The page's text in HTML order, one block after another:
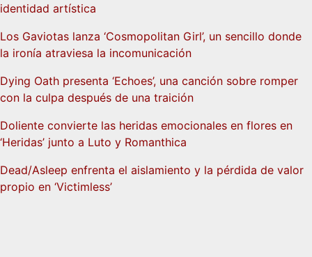
identidad artística
Los Gaviotas lanza ‘Cosmopolitan Girl’, un sencillo donde
la ironía atraviesa la incomunicación
Dying Oath presenta ‘Echoes’, una canción sobre romper
con la culpa después de una traición
Doliente convierte las heridas emocionales en flores en
‘Heridas’ junto a Luto y Romanthica
Dead/Asleep enfrenta el aislamiento y la pérdida de valor
propio en ‘Victimless’